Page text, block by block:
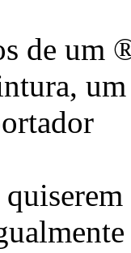
de um